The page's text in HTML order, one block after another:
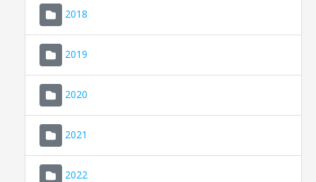
2018
2019
2020
2021
2022